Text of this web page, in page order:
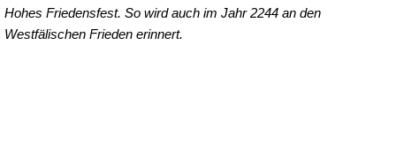
Hohes Friedensfest. So wird auch im Jahr 2244 an den
Westfälischen Frieden erinnert.